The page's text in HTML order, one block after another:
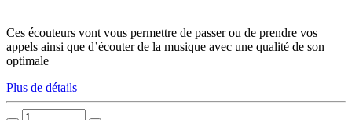
Ces écouteurs vont vous permettre de passer ou de prendre vos
appels ainsi que d’écouter de la musique avec une qualité de son
optimale
Plus de détails